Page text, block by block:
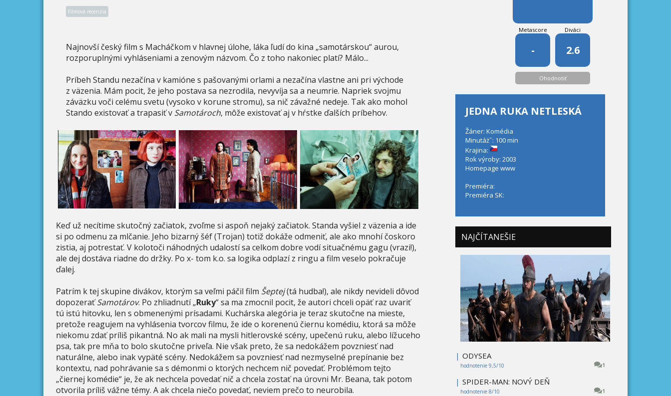
Filmová recenzia
Najnovší český film s Macháčkom v hlavnej úlohe, láka ľudí do kina „samotárskou“ aurou,
rozporuplnými vyhláseniami a zenovým názvom. Čo z toho nakoniec platí? Málo...
Príbeh Standu nezačína v kamióne s pašovanými orlami a nezačína vlastne ani pri východe
z väzenia. Mám pocit, že jeho postava sa nezrodila, nevyvíja sa a neumrie. Napriek svojmu
záväzku voči celému svetu (vysoko v korune stromu), sa nič závažné nedeje. Tak ako mohol
Stando existovať a trapasiť v Samotároch, môže existovať aj v hŕstke ďalších príbehov.
Keď už necítime skutočný začiatok, zvoľme si aspoň nejaký začiatok. Standa vyšiel z väzenia a ide
si po odmenu za mlčanie. Jeho bizarný šéf (Trojan) totiž dokáže odmeniť, ale ako mnohí čoskoro
zistia, aj potrestať. V kolotoči náhodných udalostí sa celkom dobre vodí situačnému gagu (vrazi!),
ale dej dostáva riadne do držky. Po x- tom k.o. sa logika odplazí z ringu a film veselo pokračuje
ďalej.
Patrím k tej skupine divákov, ktorým sa veľmi páčil film Šeptej(tá hudba!), ale nikdy nevideli dôvod
dopozeraťSamotárov. Po zhliadnutí „Ruky“ sa ma zmocnil pocit, že autori chceli opäť raz uvariť
tú istú hitovku, len s obmenenými prísadami. Kuchárska alegória je teraz skutočne na mieste,
pretože reagujem na vyhlásenia tvorcov filmu, že ide o korenenú čiernu komédiu, ktorá sa môže
niekomu zdať príliš pikantná. No ak mali na mysli hitlerovské scény, upečenú ruku, alebo lížuceho
psa, tak pre mňa to bolo skutočne priveľa. Nie však preto, že sa nedokážem povzniesť nad
naturálne, alebo inak vypäté scény. Nedokážem sa povzniesť nad nezmyselné prepínanie bez
kontextu, nad pohrávanie sa s démonmi o ktorých nechcem nič povedať. Problémom tejto
„čiernej komédie“ je, že ak nechcela povedať nič a chcela zostať na úrovni Mr. Beana, tak potom
otvorila príliš vážne témy. A ak chcela niečo povedať, neviem prečo to neurobila.
Metascore
-
Diváci
2.6
Ohodnotiť
JEDNA RUKA NETLESKÁ
Žáner: Komédia
Minutáż˝: 100 min
Krajina:
Rok výroby: 2003
Homepage www
Premiéra:
Premiéra SK:
NAJČÍTANEŠIE
| ODYSEA
1
hodnotenie 9,5/10
| SPIDER-MAN: NOVÝ DEŇ
1
hodnotenie 8/10